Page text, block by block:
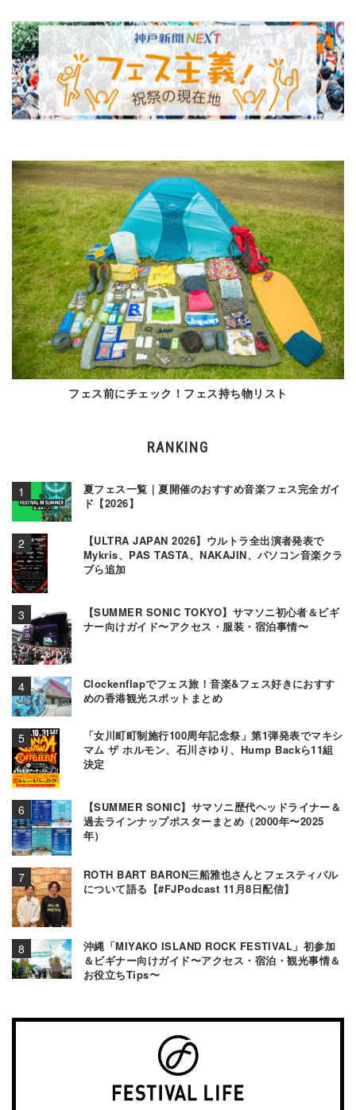
フェス前にチェック！フェス持ち物リスト
RANKING
夏フェス一覧｜夏開催のおすすめ音楽フェス完全ガイ
ド【2026】
【ULTRA JAPAN 2026】ウルトラ全出演者発表で
Mykris、PAS TASTA、NAKAJIN、パソコン音楽クラ
ブら追加
【SUMMER SONIC TOKYO】サマソニ初心者＆ビギ
ナー向けガイド〜アクセス・服装・宿泊事情〜
Clockenflapでフェス旅！音楽&フェス好きにおすす
めの香港観光スポットまとめ
「女川町町制施行100周年記念祭」第1弾発表でマキシ
マム ザ ホルモン、石川さゆり、Hump Backら11組
決定
【SUMMER SONIC】サマソニ歴代ヘッドライナー＆
過去ラインナップポスターまとめ（2000年〜2025
年）
ROTH BART BARON三船雅也さんとフェスティバル
について語る【#FJPodcast 11月8日配信】
沖縄「MIYAKO ISLAND ROCK FESTIVAL」初参加
＆ビギナー向けガイド〜アクセス・宿泊・観光事情＆
お役立ちTips〜